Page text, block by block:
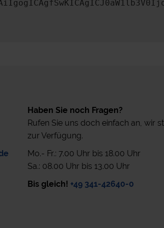
Haben Sie noch Fragen?
Rufen Sie uns doch einfach an, wir
zur Verfügung.
Mo.- Fr.: 7.00 Uhr bis 18.00 Uhr
Sa.: 08.00 Uhr bis 13.00 Uhr
Bis gleich! +49 341-42640-0